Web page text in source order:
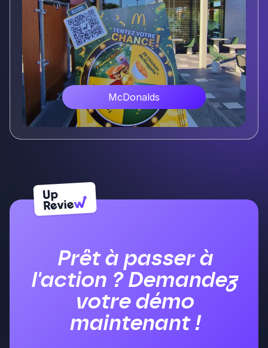
McDonalds
Prêt à passer à
l'action ? Demandez
votre démo
maintenant !